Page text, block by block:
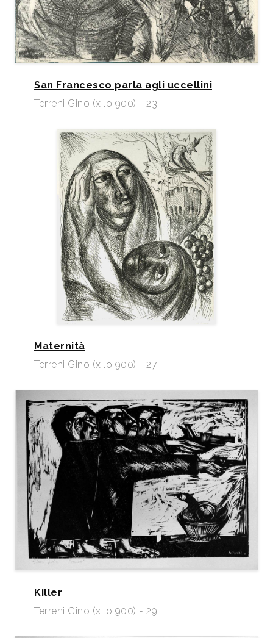
San Francesco parla agli uccellini
Terreni Gino (xilo 900) - 23
Maternità
Terreni Gino (xilo 900) - 27
Killer
Terreni Gino (xilo 900) - 29